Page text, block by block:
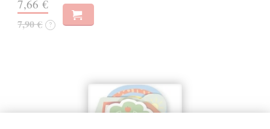
7,66 €
7,90 € ?